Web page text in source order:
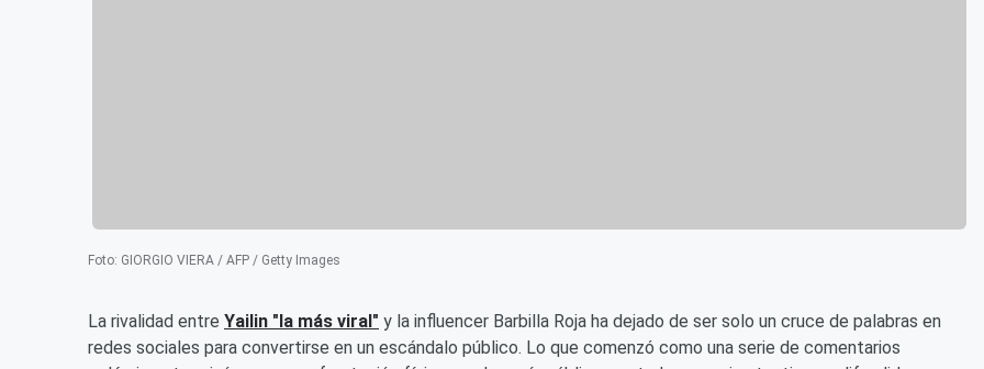
Foto: GIORGIO VIERA / AFP / Getty Images
La rivalidad entre Yailin "la más viral" y la influencer Barbilla Roja ha dejado de ser solo un cruce de palabras en
redes sociales para convertirse en un escándalo público. Lo que comenzó como una serie de comentarios